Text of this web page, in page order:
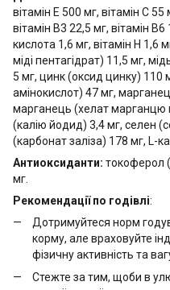
вітамін Е 500 мг, вітамін С 55
вітамін В3 22,5 мг, вітамін
кислота 1,6 мг, вітамін Н 1,6
міді пентагідрат) 11,5 мг,
5 мг, цинк (оксид цинку) 110
амінокислот) 47 мг,
марганець (хелат марганцю
(калію йодид) 3,4 мг, селен
(карбонат заліза) 178 мг, L-
Антиоксиданти: токоферол
мг.
Рекомендації по годівлі:
Дотримуйтеся норм
корму, але враховуйте
фізичну активність та
Стежте за тим, щоби в